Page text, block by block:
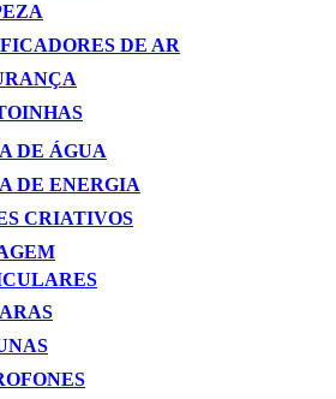
DE AR
DE ÁGUA
DE ENERGIA
CRIATIVOS